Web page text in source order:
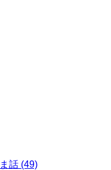
話 (49)